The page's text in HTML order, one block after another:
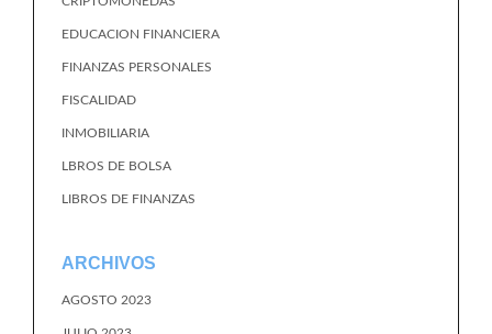
EDUCACION FINANCIERA
FINANZAS PERSONALES
FISCALIDAD
INMOBILIARIA
LBROS DE BOLSA
LIBROS DE FINANZAS
ARCHIVOS
AGOSTO 2023